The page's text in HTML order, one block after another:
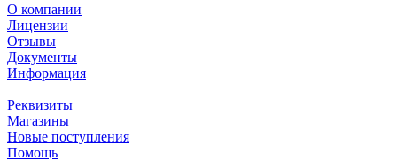
О компании
Лицензии
Отзывы
Документы
Информация
Реквизиты
Магазины
Новые поступления
Помощь